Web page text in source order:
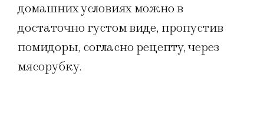
домашних условиях можно в
достаточно густом виде, пропустив
помидоры, согласно рецепту, через
мясорубку.